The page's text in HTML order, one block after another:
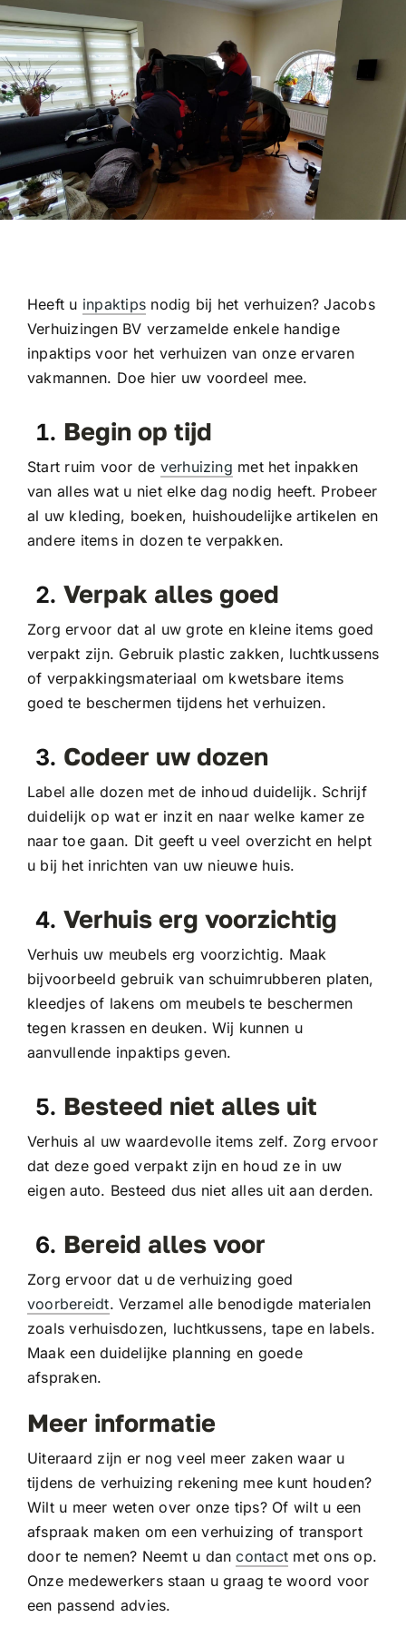
Heeft u inpaktips nodig bij het verhuizen? Jacobs
Verhuizingen BV verzamelde enkele handige
inpaktips voor het verhuizen van onze ervaren
vakmannen. Doe hier uw voordeel mee.
Begin op tijd
Start ruim voor de verhuizing met het inpakken
van alles wat u niet elke dag nodig heeft. Probeer
al uw kleding, boeken, huishoudelijke artikelen en
andere items in dozen te verpakken.
Verpak alles goed
Zorg ervoor dat al uw grote en kleine items goed
verpakt zijn. Gebruik plastic zakken, luchtkussens
of verpakkingsmateriaal om kwetsbare items
goed te beschermen tijdens het verhuizen.
Codeer uw dozen
Label alle dozen met de inhoud duidelijk. Schrijf
duidelijk op wat er inzit en naar welke kamer ze
naar toe gaan. Dit geeft u veel overzicht en helpt
u bij het inrichten van uw nieuwe huis.
Verhuis erg voorzichtig
Verhuis uw meubels erg voorzichtig. Maak
bijvoorbeeld gebruik van schuimrubberen platen,
kleedjes of lakens om meubels te beschermen
tegen krassen en deuken. Wij kunnen u
aanvullende inpaktips geven.
Besteed niet alles uit
Verhuis al uw waardevolle items zelf. Zorg ervoor
dat deze goed verpakt zijn en houd ze in uw
eigen auto. Besteed dus niet alles uit aan derden.
Bereid alles voor
Zorg ervoor dat u de verhuizing goed
voorbereidt. Verzamel alle benodigde materialen
zoals verhuisdozen, luchtkussens, tape en labels.
Maak een duidelijke planning en goede
afspraken.
Meer informatie
Uiteraard zijn er nog veel meer zaken waar u
tijdens de verhuizing rekening mee kunt houden?
Wilt u meer weten over onze tips? Of wilt u een
afspraak maken om een verhuizing of transport
door te nemen? Neemt u dancontact met ons op.
Onze medewerkers staan u graag te woord voor
een passend advies.